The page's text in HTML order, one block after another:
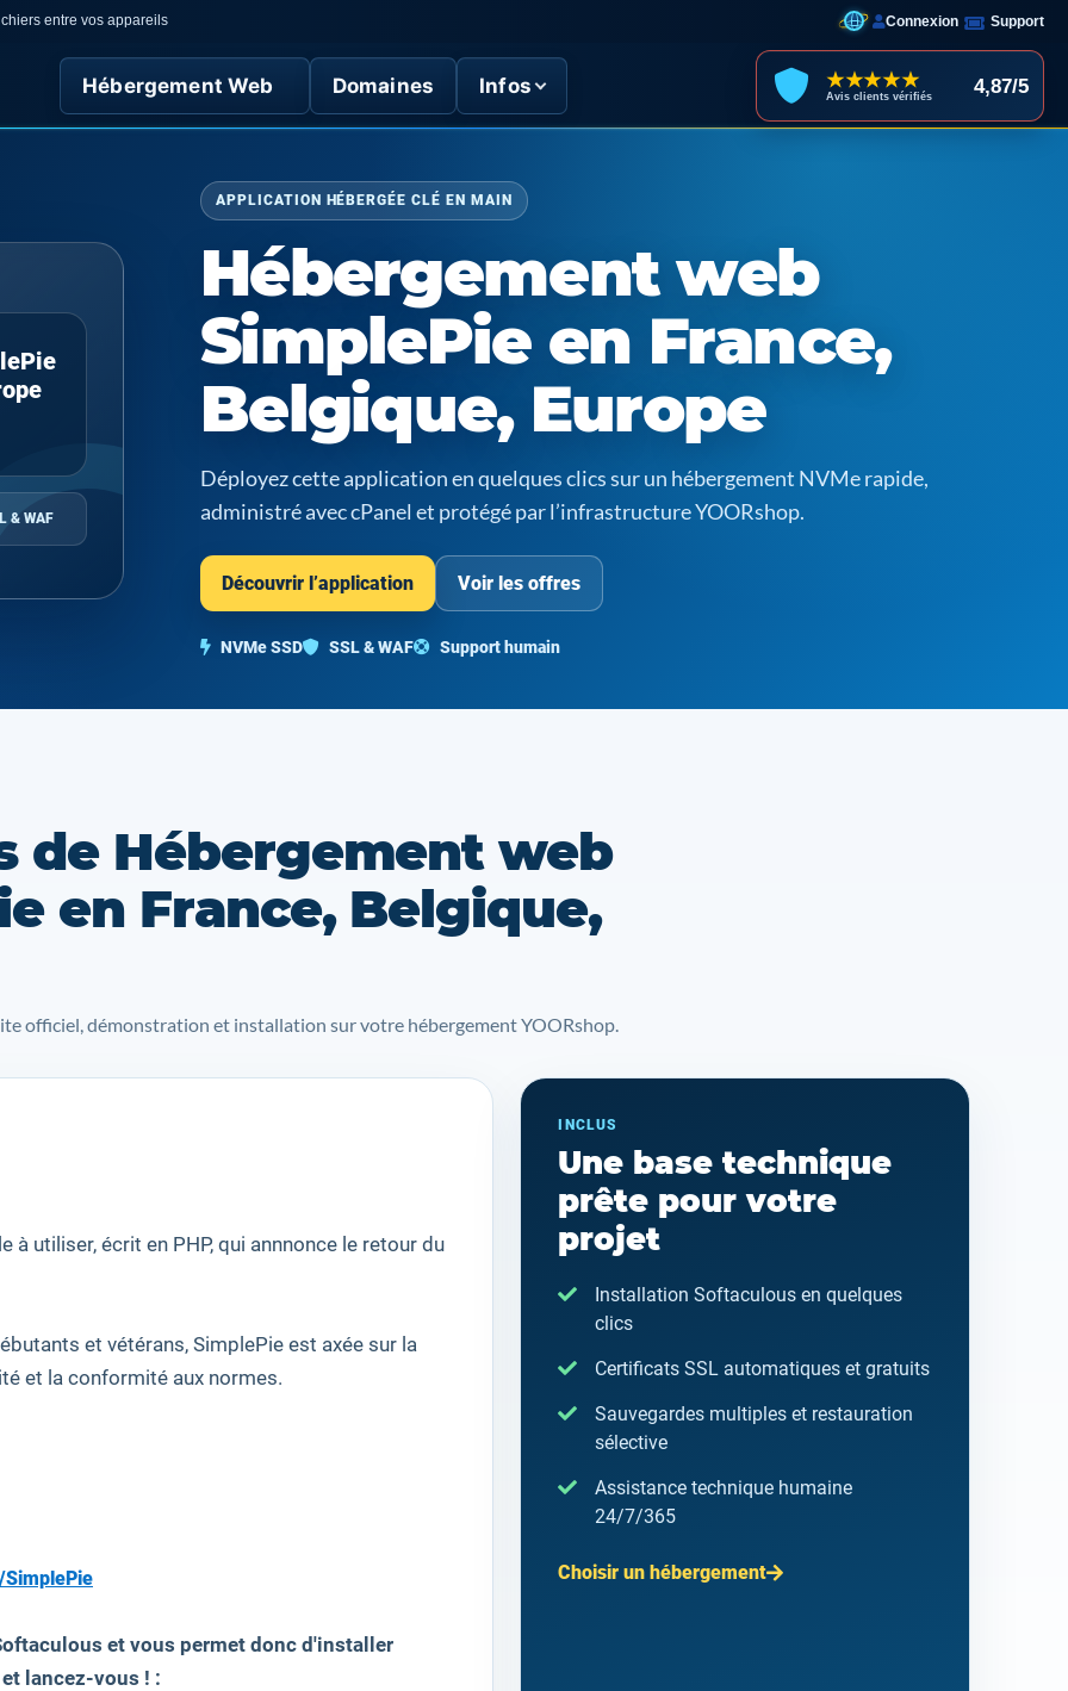
entre vos appareils Connexion Support
Hébergement Web Domaines Infos ★★★★★
Avis clients vérifiés 4,87/5
& WAF
APPLICATION HÉBERGÉE CLÉ EN MAIN
Hébergement web
SimplePie en France,
Belgique, Europe
Déployez cette application en quelques clics sur un hébergement NVMe rapide,
administré avec cPanel et protégé par l’infrastructure YOORshop.
Découvrir l’application Voir les offres
NVMe SSD SSL & WAF Support humain
de Hébergement web
en France, Belgique,
officiel, démonstration et installation sur votre hébergement YOORshop.
à utiliser, écrit en PHP, qui annnonce le retour du
et vétérans, SimplePie est axée sur la
et la conformité aux normes.
et vous permet donc d'installer
lancez-vous ! :
INCLUS
Une base technique
prête pour votre
projet
Installation Softaculous en quelques
clics
Certificats SSL automatiques et gratuits
Sauvegardes multiples et restauration
sélective
Assistance technique humaine
24/7/365
Choisir un hébergement